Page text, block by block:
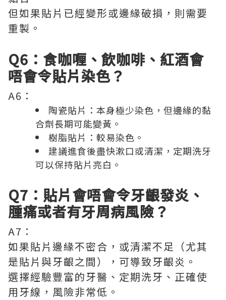
但如果貼片已經變形或邊緣破損，則需要
重製。
Q6：食咖喱、飲咖啡、紅酒會
唔會令貼片染色？
A6：
陶瓷貼片：本身極少染色，但邊緣的黏
合劑長期可能變黃。
樹脂貼片：較易染色。
建議進食後盡快漱口或清潔，定期洗牙
可以保持貼片亮白。
Q7：貼片會唔會令牙齦發炎、
腫痛或者有牙周病風險？
A7：
如果貼片邊緣不密合，或清潔不足（尤其
是貼片與牙齦之間），可導致牙齦炎。
選擇經驗豐富的牙醫、定期洗牙、正確使
用牙線，風險非常低。